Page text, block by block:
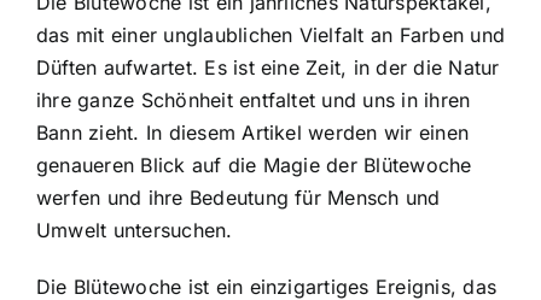
das mit einer unglaublichen Vielfalt an Farben und
Düften aufwartet. Es ist eine Zeit, in der die Natur
ihre ganze Schönheit entfaltet und uns in ihren
Bann zieht. In diesem Artikel werden wir einen
genaueren Blick auf die Magie der Blütewoche
werfen und ihre Bedeutung für Mensch und
Umwelt untersuchen.
Die Blütewoche ist ein einzigartiges Ereignis, das